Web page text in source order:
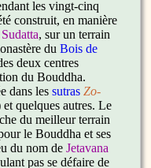
les vingt-cinq
construit, en manière
Sudatta, sur un terrain
duBois de
deux centres
du Bouddha.
dans lessutras Zo-
et quelques autres. Le
du meilleur terrain
le Bouddha et ses
du nom deJetavana
pas se défaire de